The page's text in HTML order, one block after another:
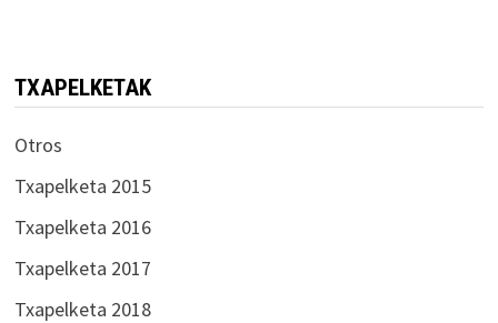
TXAPELKETAK
Otros
Txapelketa 2015
Txapelketa 2016
Txapelketa 2017
Txapelketa 2018